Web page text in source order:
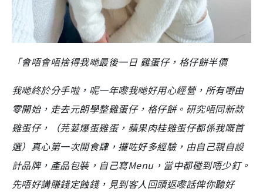
「會唔會唔捨得我哋最後一日 雞蛋仔，格仔餅半價
我哋終於分手啦，呢一年嚟我哋好用心經營，所有嘢由
零開始，走去元朗學整雞蛋仔，格仔餅。研究唔同新款
雞蛋仔，（芫荽爆蛋雞蛋，蘋果肉桂雞蛋仔都係我嘅首
選）真心第一次開食肆，攞咗好多經驗，由自己親自設
計品牌，產品包裝，自己寫Menu，當中都碰到唔少釘。
先唔好講賺錢定蝕錢，見到客人回頭返嚟話俾你聽好